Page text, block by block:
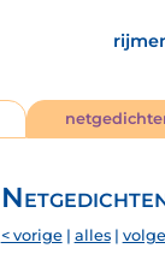
< vorige| alles|